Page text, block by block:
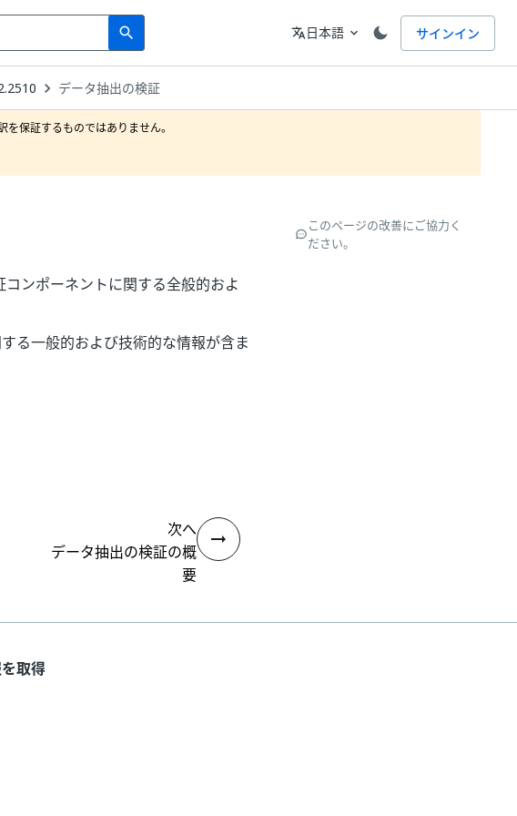
search
Search 言語
translate日本語 expand_more サインイン
データ抽出の検証
保証するものではありません。
ンポーネントに関する全般的およ
る一般的および技術的な情報が含ま
このページの改善にご協力く
ださい。
次へ
データ抽出の検証の概
要
取得